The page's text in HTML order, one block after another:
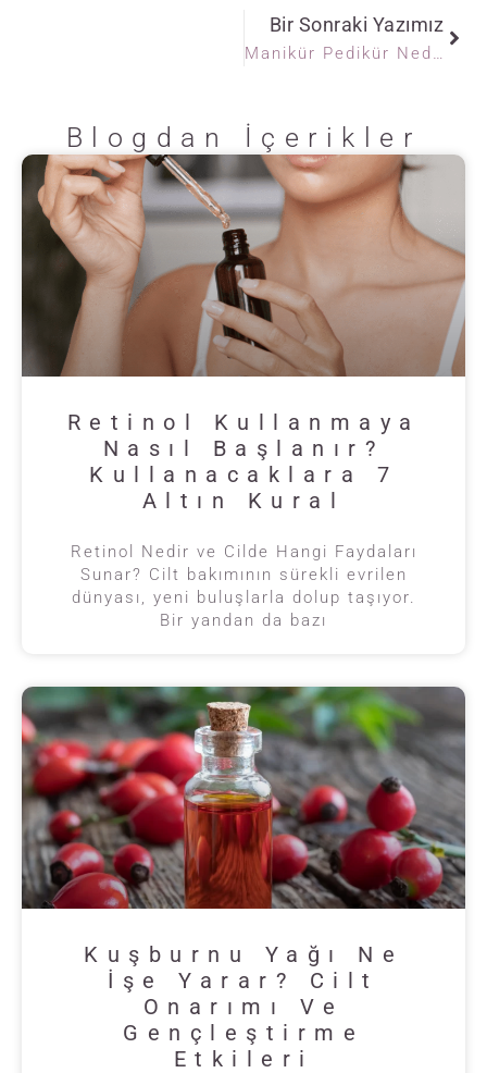
Bir Sonraki Yazımız
Manikür Pedikür Nedir?
Blogdan İçerikler
Retinol Kullanmaya
Nasıl Başlanır?
Kullanacaklara 7
Altın Kural
Retinol Nedir ve Cilde Hangi Faydaları
Sunar? Cilt bakımının sürekli evrilen
dünyası, yeni buluşlarla dolup taşıyor.
Bir yandan da bazı
Kuşburnu Yağı Ne
İşe Yarar? Cilt
Onarımı Ve
Gençleştirme
Etkileri